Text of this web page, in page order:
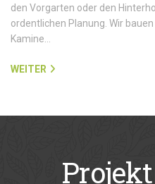
den Vorgarten oder den
ordentlichen Planung. Wir
Kamine…
WEITER
Projekt